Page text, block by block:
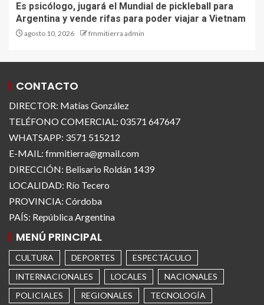
Es psicólogo, jugará el Mundial de pickleball para
Argentina y vende rifas para poder viajar a Vietnam
agosto 10, 2026 fmmitierra admin
CONTACTO
DIRECTOR: Matías González
TELÉFONO COMERCIAL: 03571 647647
WHATSAPP: 3571 515212
E-MAIL: fmmitierra@gmail.com
DIRECCIÓN: Belisario Roldán 1439
LOCALIDAD: Río Tecero
PROVINCIA: Córdoba
PAÍS: República Argentina
MENÚ PRINCIPAL
CULTURA DEPORTES
ESPECTÁCULO
INTERNACIONALES
LOCALES
NACIONALES
POLICIALES
REGIONALES TECNOLOGÍA